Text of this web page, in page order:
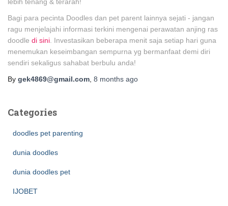
Bagi para pecinta Doodles dan pet parent lainnya sejati - jangan
ragu menjelajahi informasi terkini mengenai perawatan anjing ras
doodle di sini . Investasikan beberapa menit saja setiap hari guna
menemukan keseimbangan sempurna yg bermanfaat demi diri
sendiri sekaligus sahabat berbulu anda!
By gek4869@gmail.com 8 months ago
Categories
doodles pet parenting
dunia doodles
dunia doodles pet
IJOBET